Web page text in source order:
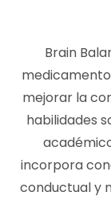
Brain
mejorar la
habilidades
incorpora
conductual y